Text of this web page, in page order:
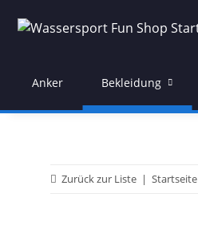
Anker Bekleidung
Zurück zur Liste Startseite